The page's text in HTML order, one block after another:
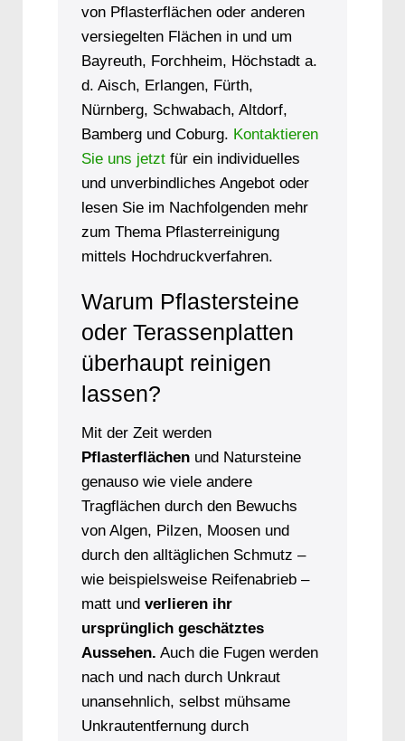
von Pflasterflächen oder anderen
versiegelten Flächen in und um
Bayreuth, Forchheim, Höchstadt a.
d. Aisch, Erlangen, Fürth,
Nürnberg, Schwabach, Altdorf,
Bamberg und Coburg. Kontaktieren
Sie uns jetztfür ein individuelles
und unverbindliches Angebot oder
lesen Sie im Nachfolgenden mehr
zum Thema Pflasterreinigung
mittels Hochdruckverfahren.
Warum Pflastersteine
oder Terassenplatten
überhaupt reinigen
lassen?
Mit der Zeit werden
Pflasterflächenund Natursteine
genauso wie viele andere
Tragflächen durch den Bewuchs
von Algen, Pilzen, Moosen und
durch den alltäglichen Schmutz –
wie beispielsweise Reifenabrieb –
matt und verlieren ihr
ursprünglich geschätztes
Aussehen. Auch die Fugen werden
nach und nach durch Unkraut
unansehnlich, selbst mühsame
Unkrautentfernung durch